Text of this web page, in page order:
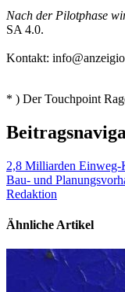
Nach der Pilotphase
SA 4.0.
Kontakt:
* ) Der Touchpoint
2,8 Milliarden Einweg-
Bau- und
Redaktion
Ähnliche Artikel